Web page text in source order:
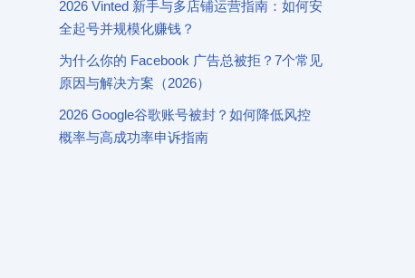
2026 Vinted 新手与多店铺运营指南：如何安
全起号并规模化赚钱？
为什么你的 Facebook 广告总被拒？7个常见
原因与解决方案（2026）
2026 Google谷歌账号被封？如何降低风控
概率与高成功率申诉指南